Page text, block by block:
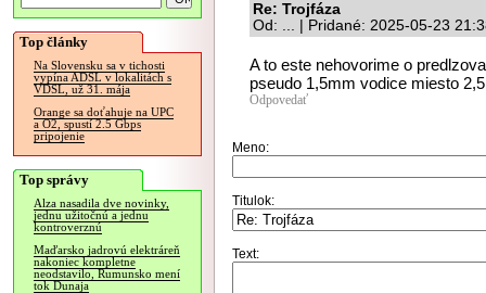
Top články
Na Slovensku sa v tichosti
vypína ADSL v lokalitách s
VDSL, už 31. mája
Orange sa doťahuje na UPC
a O2, spustí 2.5 Gbps
pripojenie
Top správy
Alza nasadila dve novinky,
jednu užitočnú a jednu
kontroverznú
Maďarsko jadrovú elektráreň
nakoniec kompletne
neodstavilo, Rumunsko mení
tok Dunaja
Re: Trojfáza
Od: ... | Pridané: 2025-05-23
A to este nehovorime o
pseudo 1,5mm vodice miesto
Odpovedať
Meno:
Titulok:
Text: